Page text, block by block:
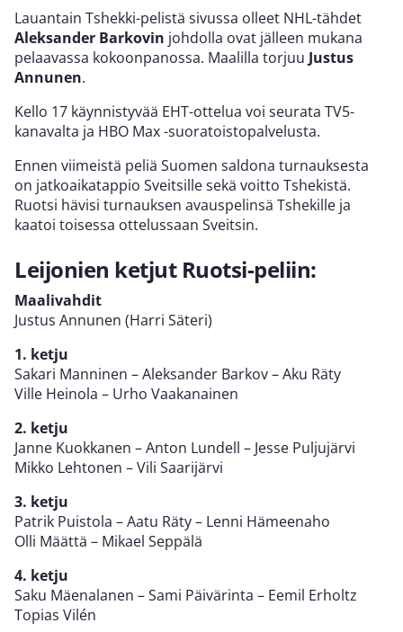
Lauantain Tshekki-pelistä sivussa olleet NHL-tähdet
Aleksander Barkovin johdolla ovat jälleen mukana
pelaavassa kokoonpanossa. Maalilla torjuu Justus
Annunen.
Kello 17 käynnistyvää EHT-ottelua voi seurata TV5-
kanavalta ja HBO Max -suoratoistopalvelusta.
Ennen viimeistä peliä Suomen saldona turnauksesta
on jatkoaikatappio Sveitsille sekä voitto Tshekistä.
Ruotsi hävisi turnauksen avauspelinsä Tshekille ja
kaatoi toisessa ottelussaan Sveitsin.
Leijonien ketjut Ruotsi-peliin:
Maalivahdit
Justus Annunen (Harri Säteri)
1. ketju
Sakari Manninen – Aleksander Barkov – Aku Räty
Ville Heinola – Urho Vaakanainen
2. ketju
Janne Kuokkanen – Anton Lundell – Jesse Puljujärvi
Mikko Lehtonen – Vili Saarijärvi
3. ketju
Patrik Puistola – Aatu Räty – Lenni Hämeenaho
Olli Määttä – Mikael Seppälä
4. ketju
Saku Mäenalanen – Sami Päivärinta – Eemil Erholtz
Topias Vilén